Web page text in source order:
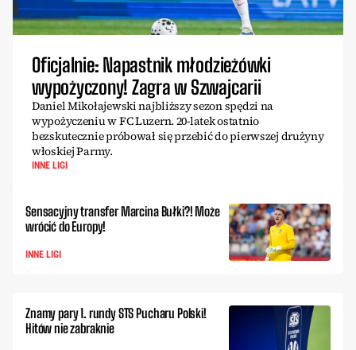
Oficjalnie: Napastnik młodzieżówki
wypożyczony! Zagra w Szwajcarii
Daniel Mikołajewski najbliższy sezon spędzi na
wypożyczeniu w FC Luzern. 20-latek ostatnio
bezskutecznie próbował się przebić do pierwszej drużyny
włoskiej Parmy.
INNE LIGI
Sensacyjny transfer Marcina Bułki?! Może
wrócić do Europy!
INNE LIGI
Znamy pary 1. rundy STS Pucharu Polski!
Hitów nie zabraknie